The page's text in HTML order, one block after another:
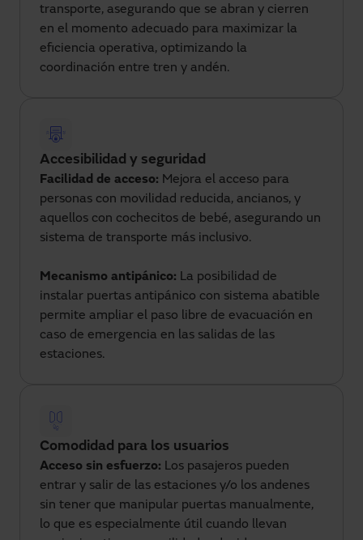
transporte, asegurando que se abran y cierren
en el momento adecuado para maximizar la
eficiencia operativa, optimizando la
coordinación entre tren y andén.
Accesibilidad y seguridad
Facilidad de acceso: Mejora el acceso para
personas con movilidad reducida, ancianos, y
aquellos con cochecitos de bebé, asegurando un
sistema de transporte más inclusivo.
Mecanismo antipánico: La posibilidad de
instalar puertas antipánico con sistema abatible
permite ampliar el paso libre de evacuación en
caso de emergencia en las salidas de las
estaciones.
Comodidad para los usuarios
Acceso sin esfuerzo: Los pasajeros pueden
entrar y salir de las estaciones y/o los andenes
sin tener que manipular puertas manualmente,
lo que es especialmente útil cuando llevan